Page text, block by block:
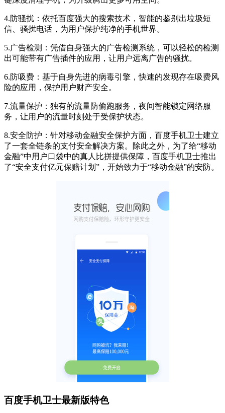
4.防骚扰：依托百度强大的搜索技术，智能的鉴别出垃圾短
信、骚扰电话，为用户保护纯净的手机世界。
5.广告检测：凭借自身强大的广告检测系统，可以轻松的检测
出可能带有广告插件的应用，让用户远离广告的骚扰。
6.防吸费：基于自身先进的病毒引擎，快速的发现存在吸费风
险的应用，保护用户财产安全。
7.流量保护：独有的流量防偷跑服务，夜间智能锁定网络服
务，让用户的流量时刻处于受保护状态。
8.安全防护：针对移动金融安全保护方面，百度手机卫士建立
了一套全链条的支付安全解决方案。除此之外，为了给“移动
金融”中用户口袋中的真人比拼提供保障，百度手机卫士推出
了“安全支付亿元保赔计划”，开始致力于“移动金融”的安防。
百度手机卫士最新版特色